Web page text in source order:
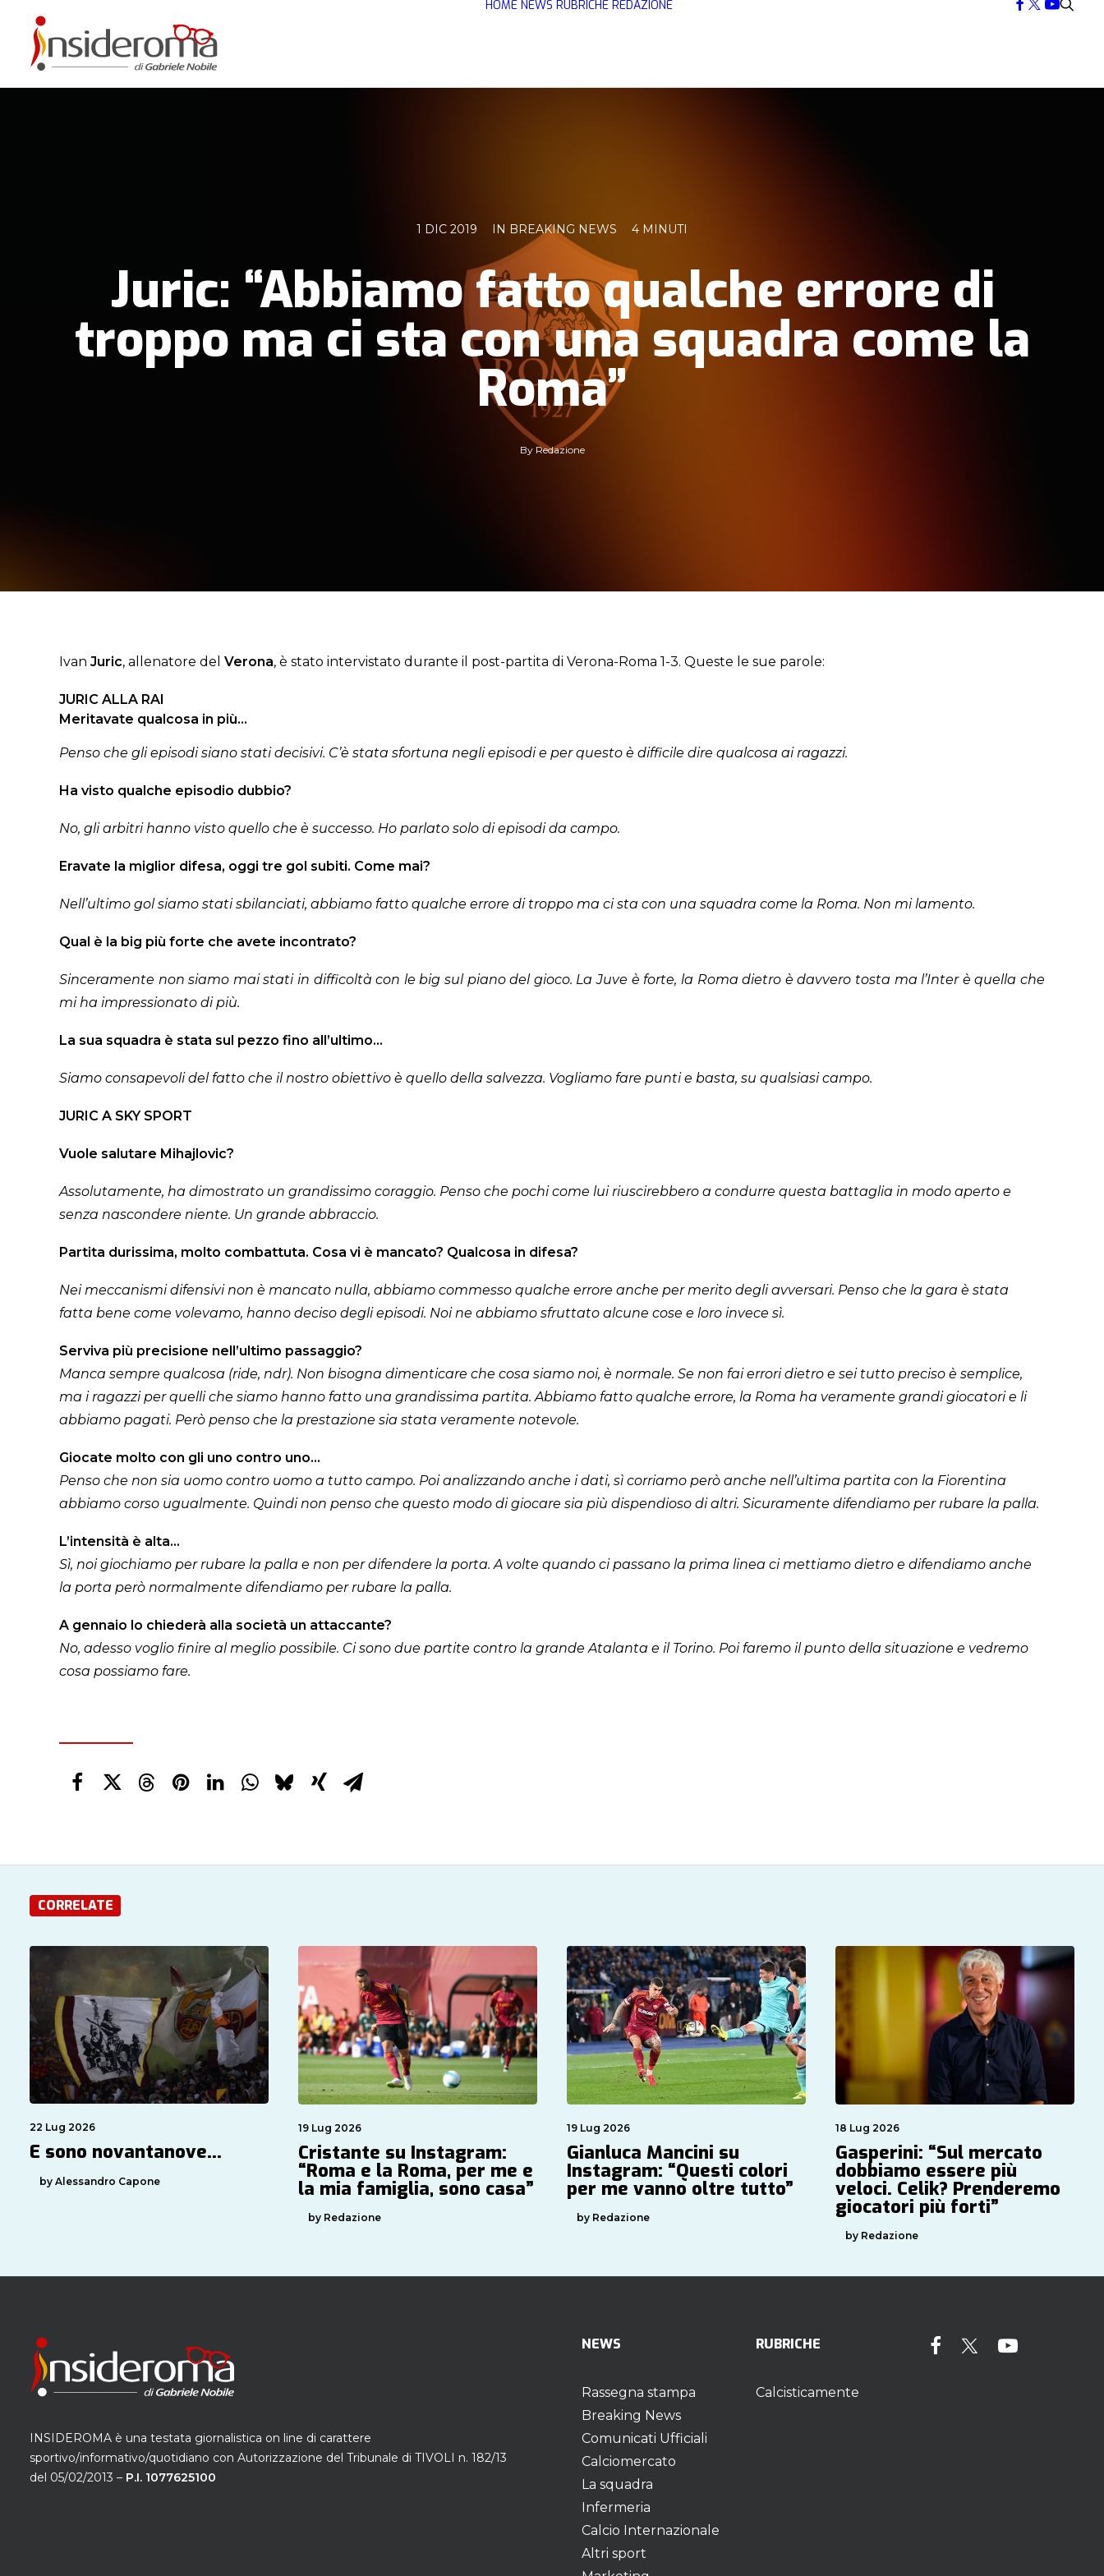
HOME NEWS RUBRICHE REDAZIONE
1 DIC 2019 IN BREAKING NEWS 4 MINUTI
Juric: “Abbiamo fatto qualche errore di
troppo ma ci sta con una squadra come la
Roma”
By Redazione
Ivan Juric, allenatore del Verona, è stato intervistato durante il post-partita di Verona-Roma 1-3. Queste le sue parole:
JURIC ALLA RAI
Meritavate qualcosa in più…
Penso che gli episodi siano stati decisivi. C’è stata sfortuna negli episodi e per questo è difficile dire qualcosa ai ragazzi.
Ha visto qualche episodio dubbio?
No, gli arbitri hanno visto quello che è successo. Ho parlato solo di episodi da campo.
Eravate la miglior difesa, oggi tre gol subiti. Come mai?
Nell’ultimo gol siamo stati sbilanciati, abbiamo fatto qualche errore di troppo ma ci sta con una squadra come la Roma. Non mi lamento.
Qual è la big più forte che avete incontrato?
Sinceramente non siamo mai stati in difficoltà con le big sul piano del gioco. La Juve è forte, la Roma dietro è davvero tosta ma l’Inter è quella che
mi ha impressionato di più.
La sua squadra è stata sul pezzo fino all’ultimo…
Siamo consapevoli del fatto che il nostro obiettivo è quello della salvezza. Vogliamo fare punti e basta, su qualsiasi campo.
JURIC A SKY SPORT
Vuole salutare Mihajlovic?
Assolutamente, ha dimostrato un grandissimo coraggio. Penso che pochi come lui riuscirebbero a condurre questa battaglia in modo aperto e
senza nascondere niente. Un grande abbraccio.
Partita durissima, molto combattuta. Cosa vi è mancato? Qualcosa in difesa?
Nei meccanismi difensivi non è mancato nulla, abbiamo commesso qualche errore anche per merito degli avversari. Penso che la gara è stata
fatta bene come volevamo, hanno deciso degli episodi. Noi ne abbiamo sfruttato alcune cose e loro invece sì.
Serviva più precisione nell’ultimo passaggio?
Manca sempre qualcosa (ride, ndr). Non bisogna dimenticare che cosa siamo noi, è normale. Se non fai errori dietro e sei tutto preciso è semplice,
ma i ragazzi per quelli che siamo hanno fatto una grandissima partita. Abbiamo fatto qualche errore, la Roma ha veramente grandi giocatori e li
abbiamo pagati. Però penso che la prestazione sia stata veramente notevole.
Giocate molto con gli uno contro uno…
Penso che non sia uomo contro uomo a tutto campo. Poi analizzando anche i dati, sì corriamo però anche nell’ultima partita con la Fiorentina
abbiamo corso ugualmente. Quindi non penso che questo modo di giocare sia più dispendioso di altri. Sicuramente difendiamo per rubare la palla.
L’intensità è alta…
Sì, noi giochiamo per rubare la palla e non per difendere la porta. A volte quando ci passano la prima linea ci mettiamo dietro e difendiamo anche
la porta però normalmente difendiamo per rubare la palla.
A gennaio lo chiederà alla società un attaccante?
No, adesso voglio finire al meglio possibile. Ci sono due partite contro la grande Atalanta e il Torino. Poi faremo il punto della situazione e vedremo
cosa possiamo fare.
CORRELATE
22 Lug 2026
E sono novantanove…
by Alessandro Capone
19 Lug 2026
Cristante su Instagram:
“Roma e la Roma, per me e
la mia famiglia, sono casa”
by Redazione
19 Lug 2026
Gianluca Mancini su
Instagram: “Questi colori
per me vanno oltre tutto”
by Redazione
18 Lug 2026
Gasperini: “Sul mercato
dobbiamo essere più
veloci. Celik? Prenderemo
giocatori più forti”
by Redazione
INSIDEROMA è una testata giornalistica on line di carattere
sportivo/informativo/quotidiano con Autorizzazione del Tribunale di TIVOLI n. 182/13
del 05/02/2013 – P.I. 1077625100
NEWS
Rassegna stampa
Breaking News
Comunicati Ufficiali
Calciomercato
La squadra
Infermeria
Calcio Internazionale
Altri sport
RUBRICHE
Calcisticamente